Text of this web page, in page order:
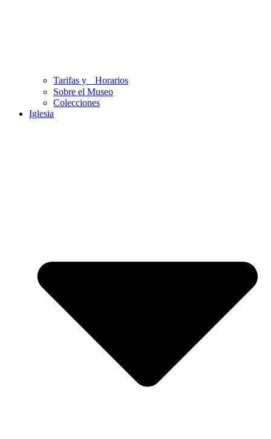
Tarifas y Horarios
Sobre el Museo
Colecciones
Iglesia